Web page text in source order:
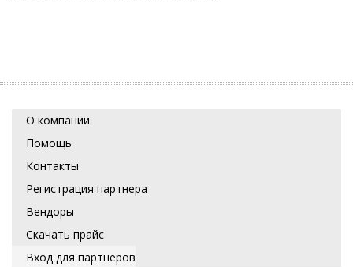
О компании
Помощь
Контакты
Регистрация партнера
Вендоры
Скачать прайс
Вход для партнеров